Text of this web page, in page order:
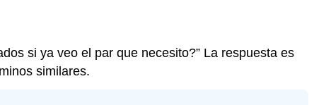
si ya veo el par que necesito?” La respuesta es
similares.